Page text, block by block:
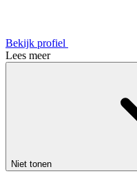
Bekijk profiel
Lees meer
Niet tonen